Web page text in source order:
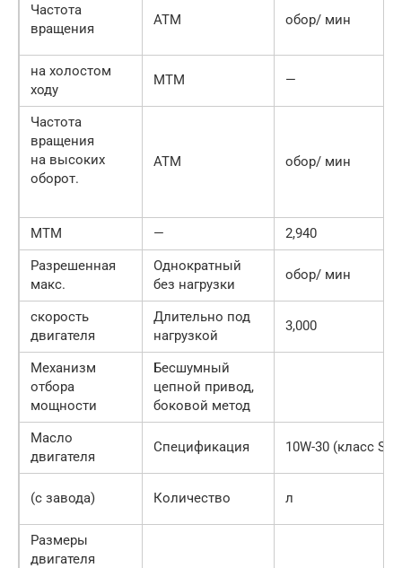
Частота
вращения
ATM обор/ мин
на холостом
ходу
MTM —
Частота
вращения
на высоких
оборот.
ATM обор/ мин
MTM —
2,940
Разрешенная
макс.
Однократный
без нагрузки
обор/ мин
скорость
двигателя
Длительно под
нагрузкой
3,000
Механизм
отбора
мощности
Бесшумный
цепной привод,
боковой метод
Масло
двигателя
Спецификация 10W-30 (класс SJ)
(с завода) Количество л
Размеры
двигателя